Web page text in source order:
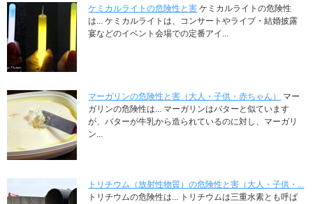
ケミカルライトの危険性と害 ケミカルライトの危険性
は... ケミカルライトは、コンサートやライブ・結婚披露
宴などのイベント会場での定番アイ...
マーガリンの危険性と害（大人・子供・赤ちゃん）
マー
ガリンの危険性は... マーガリンはバターと似ています
が、バターが牛乳から造られているのに対し、マーガリ
ン...
トリチウム（放射性物質）の危険性と害（大人・子供・...
トリチウムの危険性は... トリチウムは三重水素とも呼ば